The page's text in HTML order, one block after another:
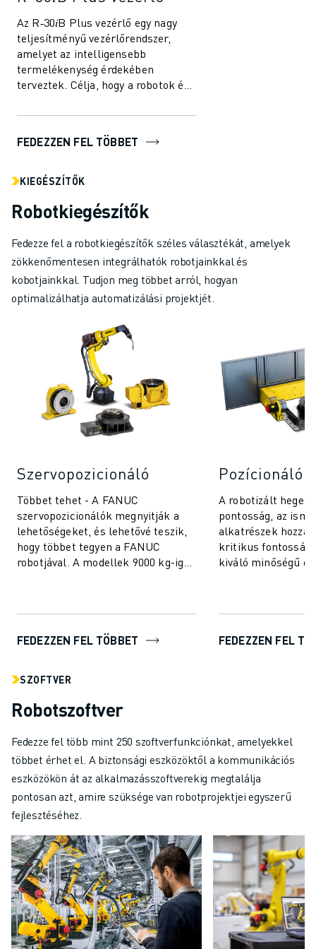
Az R‑30𝑖B Plus vezérlő egy nagy
teljesítményű vezérlőrendszer,
amelyet az intelligensebb
termelékenység érdekében
terveztek. Célja, hogy a robotok és
egyszerűbben és ha...
FEDEZZEN FEL TÖBBET
KIEGÉSZÍTŐK
Robotkiegészítők
Fedezze fel a robotkiegészítők széles választékát, amelyek
zökkenőmentesen integrálhatók robotjainkkal és
kobotjainkkal. Tudjon meg többet arról, hogyan
optimalizálhatja automatizálási projektjét.
Szervopozicionáló
Többet tehet - A FANUC
szervopozicionálók megnyitják a
lehetőségeket, és lehetővé teszik,
hogy többet tegyen a FANUC
robotjával. A modellek 9000 kg-ig
FEDEZZEN FEL TÖBBET
Pozícionáló
A robotizált
pontosság, az
alkatrészek
kritikus
kiváló minőségű
FEDEZZEN FEL
SZOFTVER
Robotszoftver
Fedezze fel több mint 250 szoftverfunkciónkat, amelyekkel
többet érhet el. A biztonsági eszközöktől a kommunikációs
eszközökön át az alkalmazásszoftverekig megtalálja
pontosan azt, amire szüksége van robotprojektjei egyszerű
fejlesztéséhez.